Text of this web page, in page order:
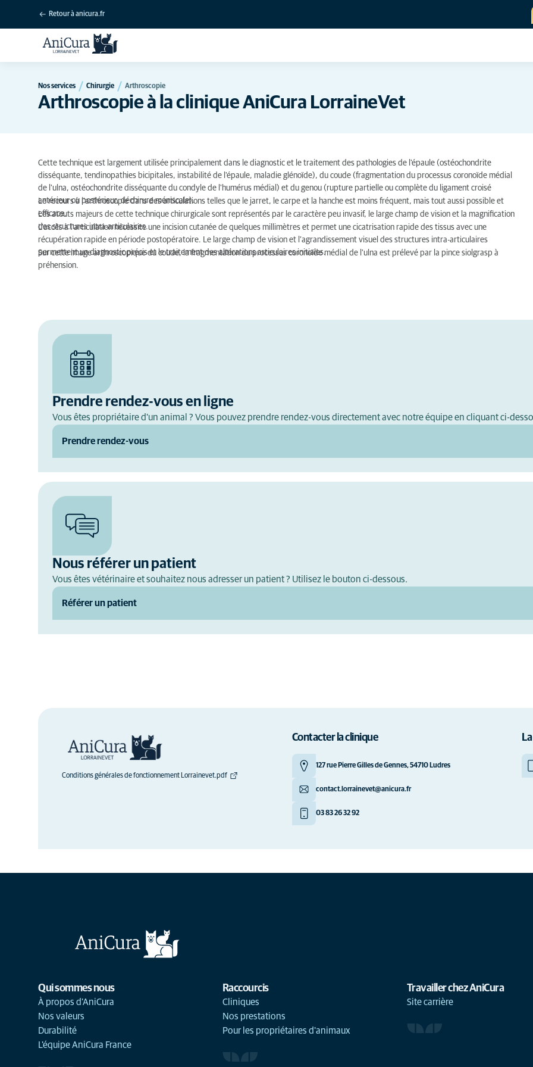
Retour à anicura.fr
Nos services Chirurgie Arthroscopie
Arthroscopie à la clinique AniCura LorraineVet
Cette technique est largement utilisée principalement dans le diagnostic et le traitement des pathologies de l'épaule (ostéochondrite
disséquante, tendinopathies bicipitales, instabilité de l'épaule, maladie glénoïde), du coude (fragmentation du processus coronoïde médial
de l'ulna, ostéochondrite disséquante du condyle de l'humérus médial) et du genou (rupture partielle ou complète du ligament croisé
antérieur ou postérieur, déchirure méniscale).
Le recours à l'arthroscopie dans des articulations telles que le jarret, le carpe et la hanche est moins fréquent, mais tout aussi possible et
efficace.
Les atouts majeurs de cette technique chirurgicale sont représentés par le caractère peu invasif, le large champ de vision et la magnification
des structures intra-articulaires.
L'accès à l'articulation nécessite une incision cutanée de quelques millimètres et permet une cicatrisation rapide des tissus avec une
récupération rapide en période postopératoire. Le large champ de vision et l’agrandissement visuel des structures intra-articulaires
permettent un diagnostic précis et le traitement des altérations articulaires initiales.
Sur cette image arthroscopique du coude, la fragmentation du processus coronoïde médial de l'ulna est prélevé par la pince siolgrasp à
préhension.
Prendre rendez-vous en ligne
Vous êtes propriétaire d'un animal ? Vous pouvez prendre rendez-vous directement avec notre équipe en cliquant ci-
Prendre rendez-vous
Nous référer un patient
Vous êtes vétérinaire et souhaitez nous adresser un patient ? Utilisez le bouton ci-dessous.
Référer un patient
Conditions générales de fonctionnement Lorrainevet.pdf
Contacter la clinique
127 rue Pierre Gilles de Gennes, 54710 Ludres
contact.lorrainevet@anicura.fr
03 83 26 32 92
Qui sommes nous
À propos d'AniCura
Nos valeurs
Durabilité
L'équipe AniCura France
Raccourcis
Cliniques
Nos prestations
Pour les propriétaires d'animaux
Travailler chez AniCura
Site carrière